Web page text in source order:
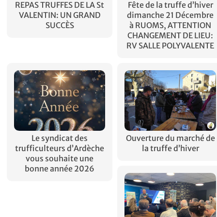
REPAS TRUFFES DE LA St
VALENTIN: UN GRAND
SUCCÈS
Fête de la truffe d’hiver
dimanche 21 Décembre
à RUOMS, ATTENTION
CHANGEMENT DE LIEU:
RV SALLE POLYVALENTE
Le syndicat des
trufficulteurs d’Ardèche
vous souhaite une
bonne année 2026
Ouverture du marché de
la truffe d’hiver